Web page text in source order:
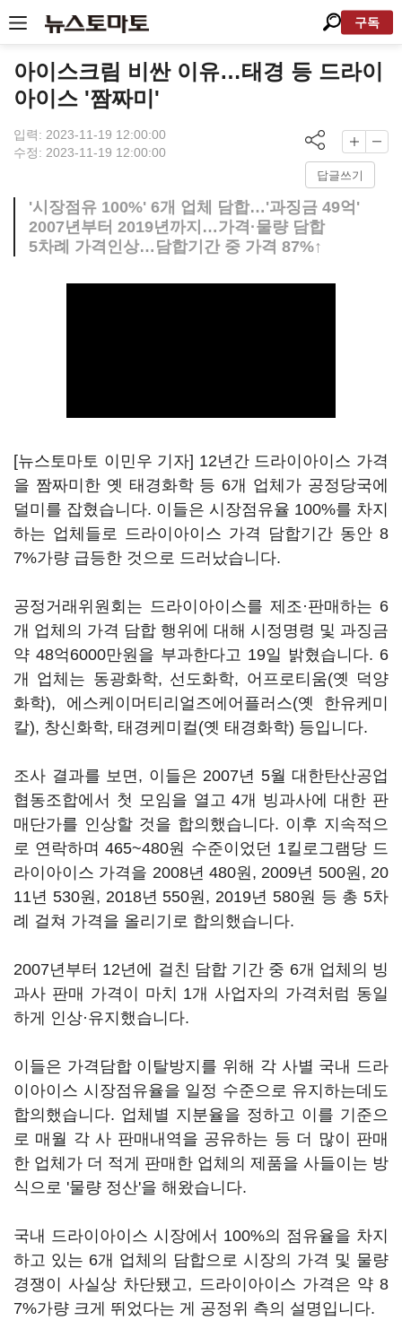
구독
아이스크림 비싼 이유…태경 등 드라이
아이스 '짬짜미'
입력: 2023-11-19 12:00:00
수정: 2023-11-19 12:00:00
답글쓰기
'시장점유 100%' 6개 업체 담합…'과징금 49억'
2007년부터 2019년까지…가격·물량 담합
5차례 가격인상…담합기간 중 가격 87%↑
[뉴스토마토 이민우 기자] 12년간 드라이아이스 가격
을 짬짜미한 옛 태경화학 등 6개 업체가 공정당국에
덜미를 잡혔습니다. 이들은 시장점유율 100%를 차지
하는 업체들로 드라이아이스 가격 담합기간 동안 8
7%가량 급등한 것으로 드러났습니다.
공정거래위원회는 드라이아이스를 제조·판매하는 6
개 업체의 가격 담합 행위에 대해 시정명령 및 과징금
약 48억6000만원을 부과한다고 19일 밝혔습니다. 6
개 업체는 동광화학, 선도화학, 어프로티움(옛 덕양
화학), 에스케이머티리얼즈에어플러스(옛 한유케미
칼), 창신화학, 태경케미컬(옛 태경화학) 등입니다.
조사 결과를 보면, 이들은 2007년 5월 대한탄산공업
협동조합에서 첫 모임을 열고 4개 빙과사에 대한 판
매단가를 인상할 것을 합의했습니다. 이후 지속적으
로 연락하며 465~480원 수준이었던 1킬로그램당 드
라이아이스 가격을 2008년 480원, 2009년 500원, 20
11년 530원, 2018년 550원, 2019년 580원 등 총 5차
례 걸쳐 가격을 올리기로 합의했습니다.
2007년부터 12년에 걸친 담합 기간 중 6개 업체의 빙
과사 판매 가격이 마치 1개 사업자의 가격처럼 동일
하게 인상·유지했습니다.
이들은 가격담합 이탈방지를 위해 각 사별 국내 드라
이아이스 시장점유율을 일정 수준으로 유지하는데도
합의했습니다. 업체별 지분율을 정하고 이를 기준으
로 매월 각 사 판매내역을 공유하는 등 더 많이 판매
한 업체가 더 적게 판매한 업체의 제품을 사들이는 방
식으로 '물량 정산'을 해왔습니다.
국내 드라이아이스 시장에서 100%의 점유율을 차지
하고 있는 6개 업체의 담합으로 시장의 가격 및 물량
경쟁이 사실상 차단됐고, 드라이아이스 가격은 약 8
7%가량 크게 뛰었다는 게 공정위 측의 설명입니다.